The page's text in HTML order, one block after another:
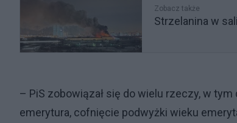
Zobacz także
Strzelanina w
– PiS zobowiązał się do wielu rzeczy, w
emerytura, cofnięcie podwyżki wieku